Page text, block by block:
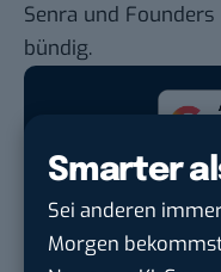
Smarter
Sei anderen
Morgen
Senra und
bündig.
Google lässt
welche Quellen
siehst. Mit zwei